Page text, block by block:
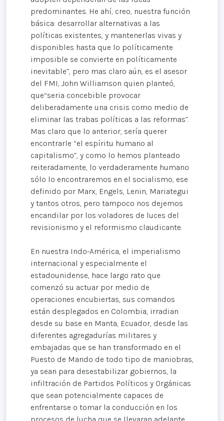
predominantes. He ahí, creo, nuestra función
básica: desarrollar alternativas a las
políticas existentes, y mantenerlas vivas y
disponibles hasta que lo políticamente
imposible se convierte en políticamente
inevitable”, pero mas claro aún, es el asesor
del FMI, John Williamson quien planteó,
que“seria concebible provocar
deliberadamente una crisis como medio de
eliminar las trabas políticas a las reformas”.
Mas claro que lo anterior, sería querer
encontrarle “el espíritu humano al
capitalismo”, y como lo hemos planteado
reiteradamente, lo verdaderamente humano
sólo lo encontraremos en el socialismo, ese
definido por Marx, Engels, Lenin, Mariategui
y tantos otros, pero tampoco nos dejemos
encandilar por los voladores de luces del
revisionismo y el reformismo claudicante.
En nuestra Indo-América, el imperialismo
internacional y especialmente el
estadounidense, hace largo rato que
comenzó su actuar por medio de
operaciones encubiertas, sus comandos
están desplegados en Colombia, irradian
desde su base en Manta, Ecuador, desde las
diferentes agregadurías militares y
embajadas que se han transformado en el
Puesto de Mando de todo tipo de maniobras,
ya sean para desestabilizar gobiernos, la
infiltración de Partidos Políticos y Orgánicas
que sean potencialmente capaces de
enfrentarse o tomar la conducción en los